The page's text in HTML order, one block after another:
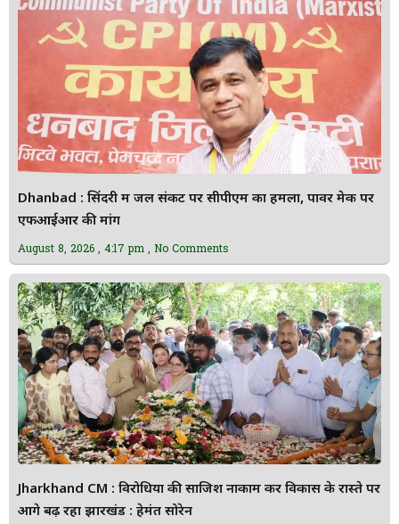
Dhanbad : सिंदरी में जल संकट पर सीपीएम का हमला, पावर मेक पर
एफआईआर की मांग
August 8, 2026 4:17 pm No Comments
Jharkhand CM : विरोधियों की साजिश नाकाम कर विकास के रास्ते पर
आगे बढ़ रहा झारखंड : हेमंत सोरेन